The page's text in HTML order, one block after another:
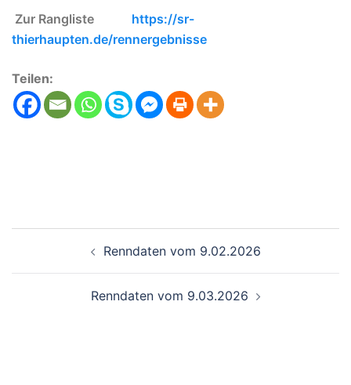
Zur Rangliste https://sr-
thierhaupten.de/rennergebnisse
Teilen:
Renndaten vom 9.02.2026
Renndaten vom 9.03.2026